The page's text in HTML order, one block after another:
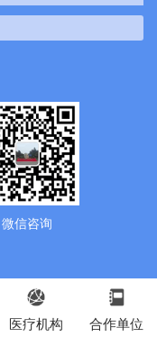
微信咨询
医疗机构 合作单位